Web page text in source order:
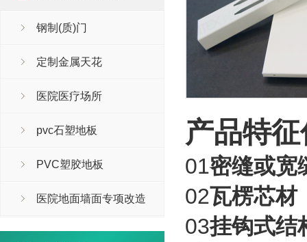
钢制(质)门
定制金属天花
医院医疗场所
pvc石塑地板
PVC塑胶地板
医院地面墙面专项改造
产品特
01密缝或宽
02瓦楞芯材
03挂钩式结